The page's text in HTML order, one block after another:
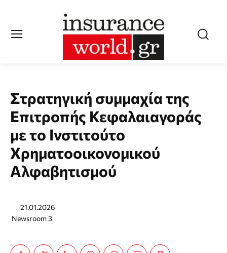
Στρατηγική συμμαχία της
Επιτροπής Κεφαλαιαγοράς
με το Ινστιτούτο
Χρηματοοικονομικού
Αλφαβητισμού
21.01.2026
Newsroom 3